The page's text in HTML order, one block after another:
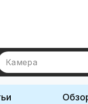
Камера